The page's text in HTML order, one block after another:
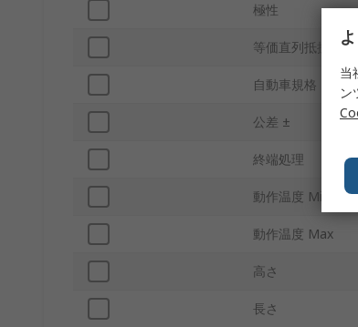
極性
等価直列抵抗ESR
自動車規格
公差 ±
終端処理
動作温度 Min
動作温度 Max
高さ
長さ
当
ン